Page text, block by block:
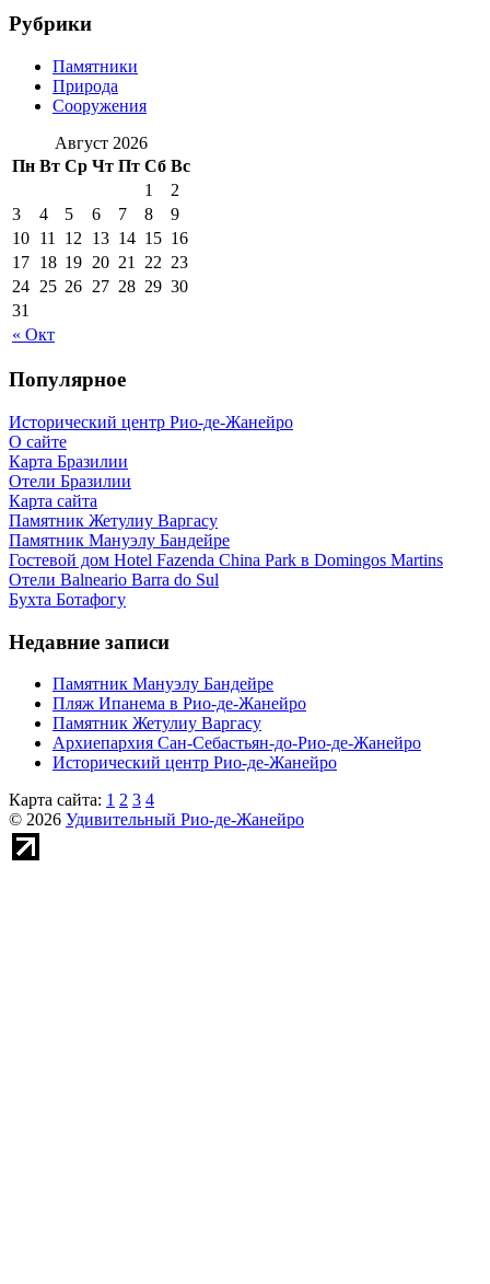
Рубрики
Памятники
Природа
Сооружения
Август 2026
Пн Вт Ср Чт Пт Сб Вс
« Окт
1
2
3
4 5 6 7 8
9
10 11 12 13 14 15 16
17 18 19 20 21 22 23
24 25 26 27 28 29 30
31
Популярное
Исторический центр Рио-де-Жанейро
О сайте
Карта Бразилии
Отели Бразилии
Карта сайта
Памятник Жетулиу Варгасу
Памятник Мануэлу Бандейре
Гостевой дом Hotel Fazenda China Park в Domingos Martins
Отели Balneario Barra do Sul
Бухта Ботафогу
Недавние записи
Памятник Мануэлу Бандейре
Пляж Ипанема в Рио-де-Жанейро
Памятник Жетулиу Варгасу
Архиепархия Сан-Себастьян-до-Рио-де-Жанейро
Исторический центр Рио-де-Жанейро
Карта сайта: 1 2 3 4
© 2026 Удивительный Рио-де-Жанейро